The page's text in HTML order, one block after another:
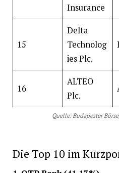
Insurance
15
Delta
Technolog
ies Plc.
16
ALTEO
Plc.
Quelle: Budapester
Die Top 10 im